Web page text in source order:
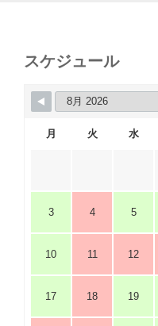
スケジュール
月 火 水
3 4 5
10 11 12
17 18 19